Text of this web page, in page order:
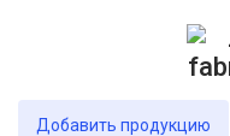
Добавить продукцию